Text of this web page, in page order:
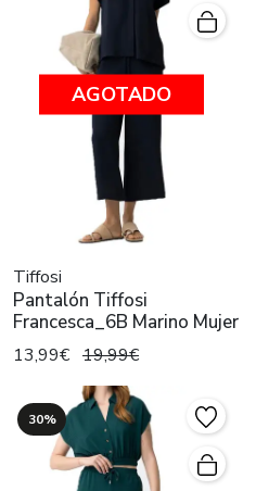
AGOTADO
Tiffosi
Pantalón Tiffosi
Francesca_6B Marino Mujer
13,99€ 19,99€
30%